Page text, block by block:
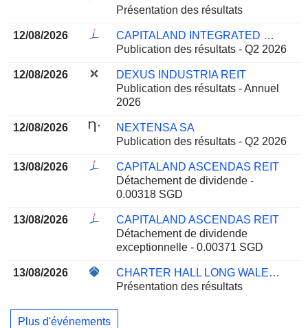
Présentation des résultats
12/08/2026
CAPITALAND INTEGRATED COMMERCIAL TRUST
Publication des résultats - Q2 2026
12/08/2026
DEXUS INDUSTRIA REIT
Publication des résultats - Annuel
2026
12/08/2026
NEXTENSA SA
Publication des résultats - Q2 2026
13/08/2026
CAPITALAND ASCENDAS REIT
Détachement de dividende -
0.00318 SGD
13/08/2026
CAPITALAND ASCENDAS REIT
Détachement de dividende
exceptionnelle - 0.00371 SGD
13/08/2026
CHARTER HALL LONG WALE REIT
Présentation des résultats
Plus d'événements